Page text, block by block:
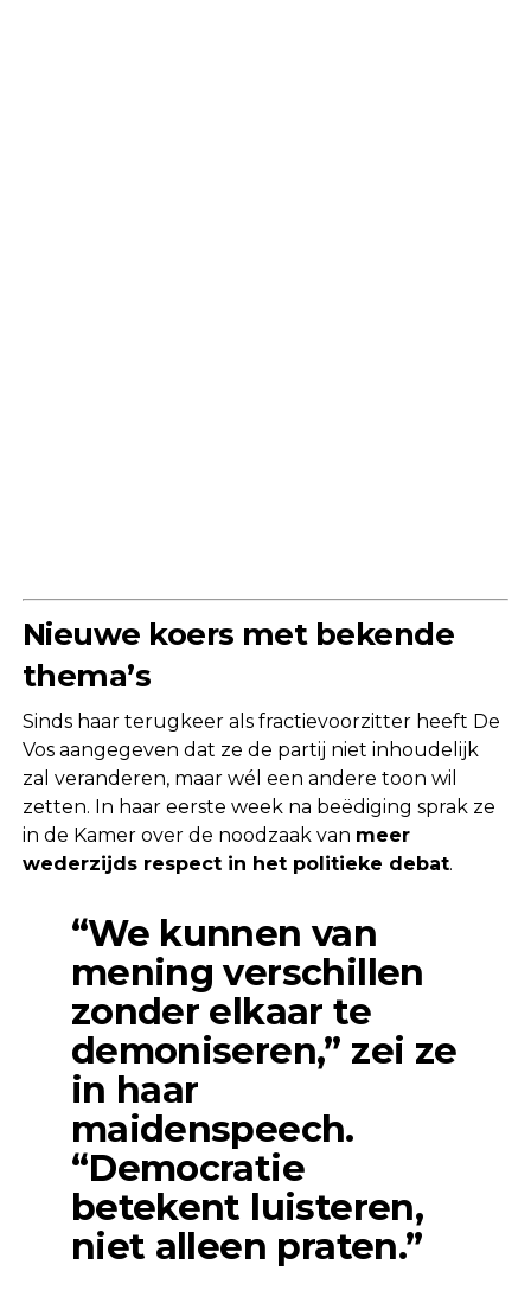
Nieuwe koers met bekende
thema’s
Sinds haar terugkeer als fractievoorzitter heeft De
Vos aangegeven dat ze de partij niet inhoudelijk
zal veranderen, maar wél een andere toon wil
zetten. In haar eerste week na beëdiging sprak ze
in de Kamer over de noodzaak van meer
wederzijds respect in het politieke debat.
“We kunnen van
mening verschillen
zonder elkaar te
demoniseren,” zei ze
in haar
maidenspeech.
“Democratie
betekent luisteren,
niet alleen praten.”